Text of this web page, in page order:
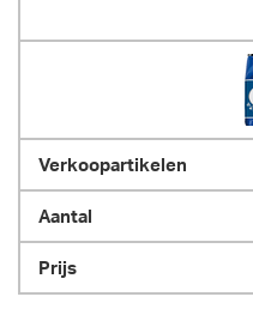
GEWICHT